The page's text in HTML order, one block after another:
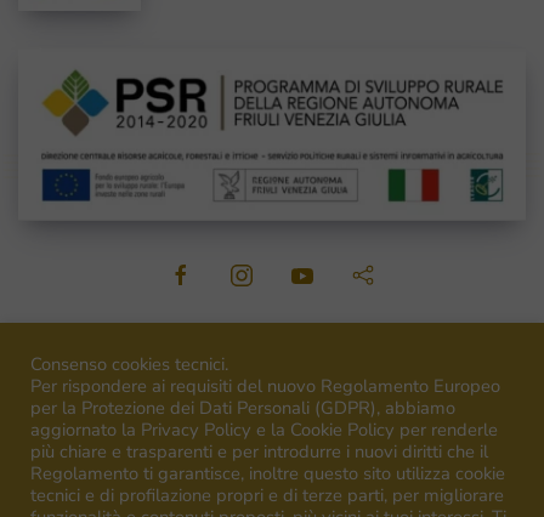
Campagna finanziata ai sensi del regolamento UE n.1308/13
Campaign financed according to EU regulation n.1308/13
Consenso cookies tecnici.
Per rispondere ai requisiti del nuovo Regolamento Europeo
per la Protezione dei Dati Personali (GDPR), abbiamo
aggiornato la Privacy Policy e la Cookie Policy per renderle
più chiare e trasparenti e per introdurre i nuovi diritti che il
Regolamento ti garantisce, inoltre questo sito utilizza cookie
tecnici e di profilazione propri e di terze parti, per migliorare